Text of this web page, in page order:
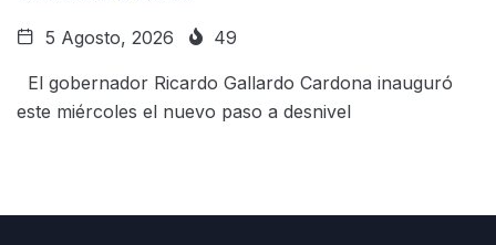
5 Agosto, 2026 49
El gobernador Ricardo Gallardo Cardona inauguró
este miércoles el nuevo paso a desnivel